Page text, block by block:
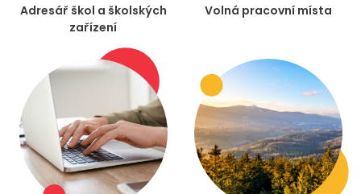
Adresář škol a školských
zařízení
Volná pracovní místa